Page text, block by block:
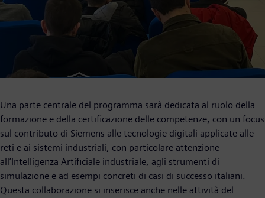
Una parte centrale del programma sarà dedicata al ruolo della
formazione e della certificazione delle competenze, con un focus
sul contributo di Siemens alle tecnologie digitali applicate alle
reti e ai sistemi industriali, con particolare attenzione
all’Intelligenza Artificiale industriale, agli strumenti di
simulazione e ad esempi concreti di casi di successo italiani.
Questa collaborazione si inserisce anche nelle attività del